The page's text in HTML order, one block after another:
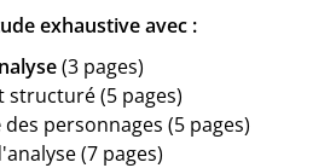
exhaustive avec :
(3 pages)
structuré (5 pages)
des personnages (5 pages)
(7 pages)